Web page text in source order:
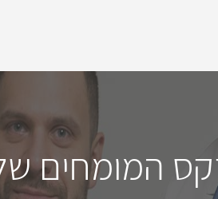
המומחים